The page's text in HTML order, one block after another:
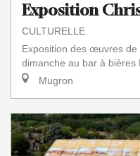
Exposition
CULTURELLE
Exposition des œuvres de
dimanche au bar à bières
Mugron